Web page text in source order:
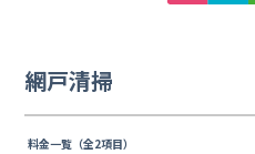
網戸清掃
料金一覧（全2項目）